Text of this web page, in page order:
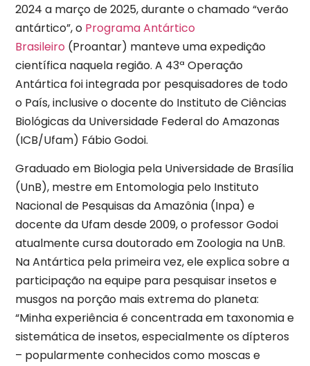
2024 a março de 2025, durante o chamado “verão
antártico”, o Programa Antártico
Brasileiro (Proantar) manteve uma expedição
científica naquela região. A 43ª Operação
Antártica foi integrada por pesquisadores de todo
o País, inclusive o docente do Instituto de Ciências
Biológicas da Universidade Federal do Amazonas
(ICB/Ufam) Fábio Godoi.
Graduado em Biologia pela Universidade de Brasília
(UnB), mestre em Entomologia pelo Instituto
Nacional de Pesquisas da Amazônia (Inpa) e
docente da Ufam desde 2009, o professor Godoi
atualmente cursa doutorado em Zoologia na UnB.
Na Antártica pela primeira vez, ele explica sobre a
participação na equipe para pesquisar insetos e
musgos na porção mais extrema do planeta:
“Minha experiência é concentrada em taxonomia e
sistemática de insetos, especialmente os dípteros
– popularmente conhecidos como moscas e